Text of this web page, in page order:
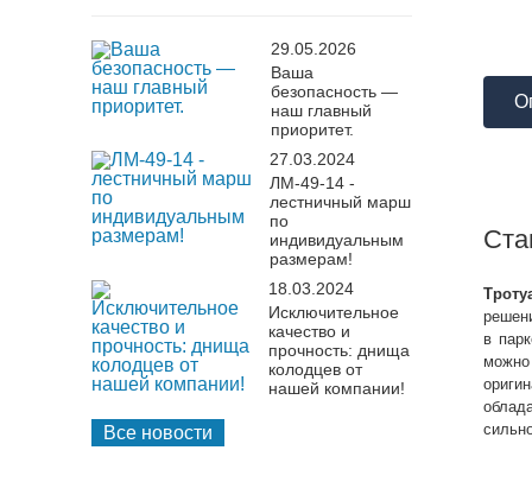
29.05.2026
Ваша
безопасность —
наш главный
приоритет.
27.03.2024
ЛМ-49-14 -
лестничный марш
по
индивидуальным
размерам!
18.03.2024
Исключительное
качество и
прочность: днища
колодцев от
нашей компании!
Все новости
в
можно